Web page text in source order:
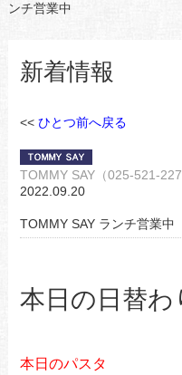
ンチ営業中
新着情報
<< ひとつ前へ戻る
TOMMY SAY（025-521-
2022.09.20
TOMMY SAY ランチ営業中
本日の日替わ
本日のパスタ